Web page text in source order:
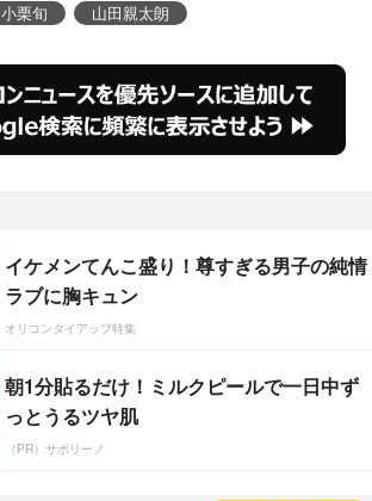
小栗旬 山田親太朗
イケメンてんこ盛り！尊すぎる男子の純情
ラブに胸キュン
オリコンタイアップ特集
朝1分貼るだけ！ミルクピールで一日中ず
っとうるツヤ肌
（PR）サボリーノ